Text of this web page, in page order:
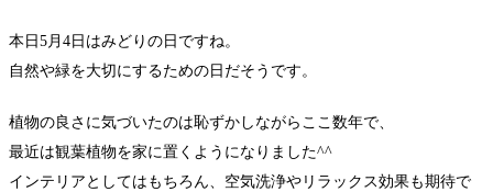
本日5月4日はみどりの日ですね。
自然や緑を大切にするための日だそうです。
植物の良さに気づいたのは恥ずかしながらここ数年で、
最近は観葉植物を家に置くようになりました^^
インテリアとしてはもちろん、空気洗浄やリラックス効果も期待で